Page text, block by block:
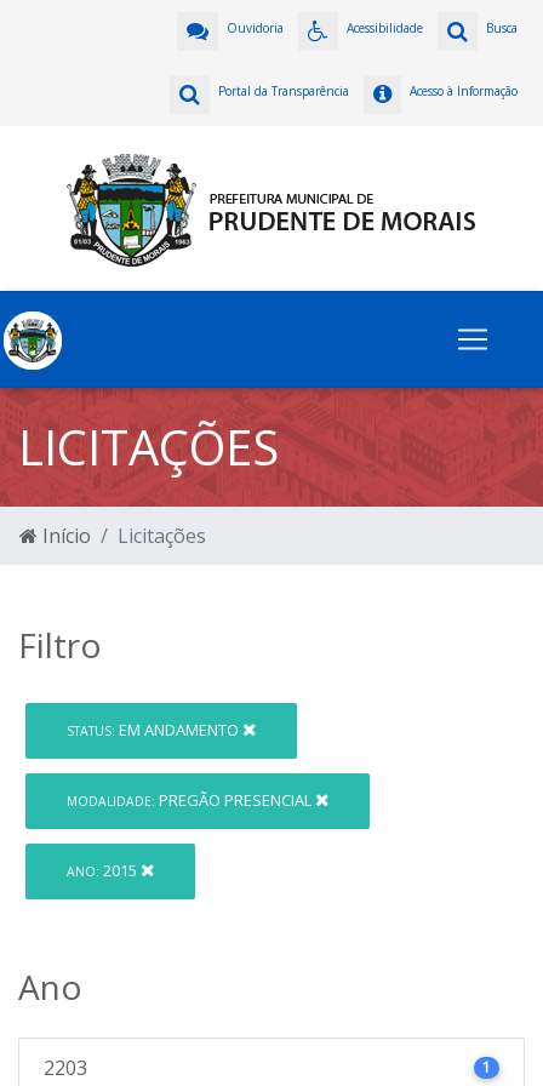
Busca
Acessibilidade
Ouvidoria
Acesso à Informação
Portal da Transparência
LICITAÇÕES
Início Licitações
Filtro
STATUS: EM ANDAMENTO
MODALIDADE: PREGÃO PRESENCIAL
ANO: 2015
Ano
2203 1